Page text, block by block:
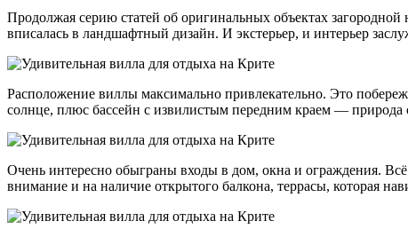
Продолжая серию статей об оригинальных объектах
вписалась в ландшафтный дизайн. И экстерьер, и интерьер
Расположение виллы максимально привлекательно. Это
солнце, плюс бассейн с извилистым передним краем — природа
Очень интересно обыграны входы в дом, окна и ограждения.
внимание и на наличие открытого балкона, террасы, которая